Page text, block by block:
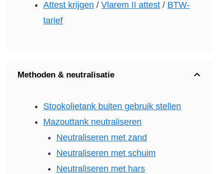
Attest krijgen / Vlarem II attest / BTW-
tarief
Methoden & neutralisatie
Stookolietank buiten gebruik stellen
Mazouttank neutraliseren
Neutraliseren met zand
Neutraliseren met schuim
Neutraliseren met hars